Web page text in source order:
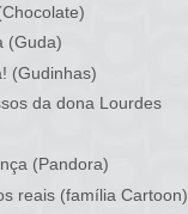
(Guda)
(Gudinhas)
da dona Lourdes
(Pandora)
reais (família Cartoon)